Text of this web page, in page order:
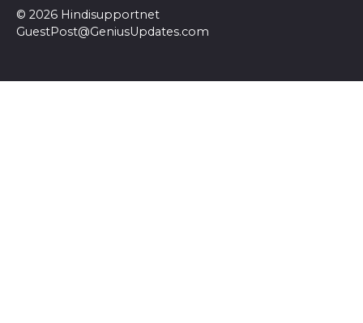
© 2026 Hindisupportnet
GuestPost@GeniusUpdates.com